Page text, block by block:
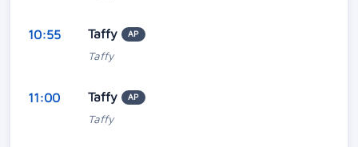
10:55 Taffy AP
Taffy
11:00 Taffy AP
Taffy